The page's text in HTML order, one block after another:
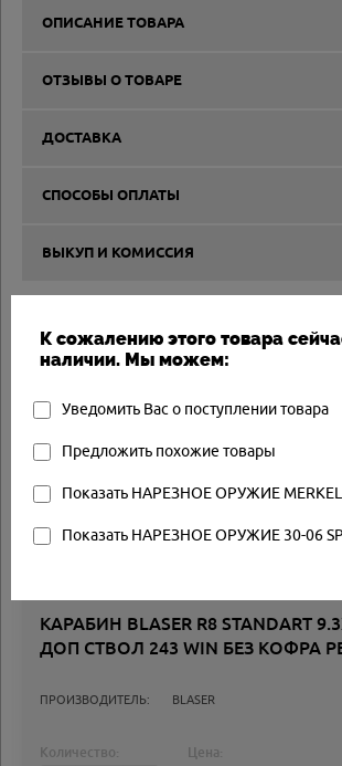
ОПИСАНИЕ ТОВАРА
ОТЗЫВЫ О ТОВАРЕ
ДОСТАВКА
СПОСОБЫ ОПЛАТЫ
ВЫКУП И КОМИССИЯ
К сожалению этого товара
наличии. Мы можем:
Уведомить Вас о поступлении товара
Предложить похожие товары
Показать НАРЕЗНОЕ ОРУЖИЕ MERKEL
Показать НАРЕЗНОЕ ОРУЖИЕ 30-06
Другие товары
Товар в наличии
КАРАБИН BLASER R8 STANDART
ДОП СТВОЛ 243 WIN БЕЗ КОФРА
ПРОИЗВОДИТЕЛЬ: BLASER
Количество: Цена: